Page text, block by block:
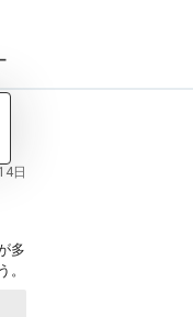
日
多
。